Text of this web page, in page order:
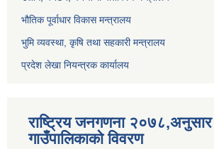
भौतिक पूर्वाधार विकास मन्त्रालय
भुमि व्यवस्था, कृषि तथा सहकारी मन्त्रालय
प्रदेश लेखा नियन्त्रक कार्यालय
राष्ट्रिय जनगणना
गाउँपालिकाको विवरण